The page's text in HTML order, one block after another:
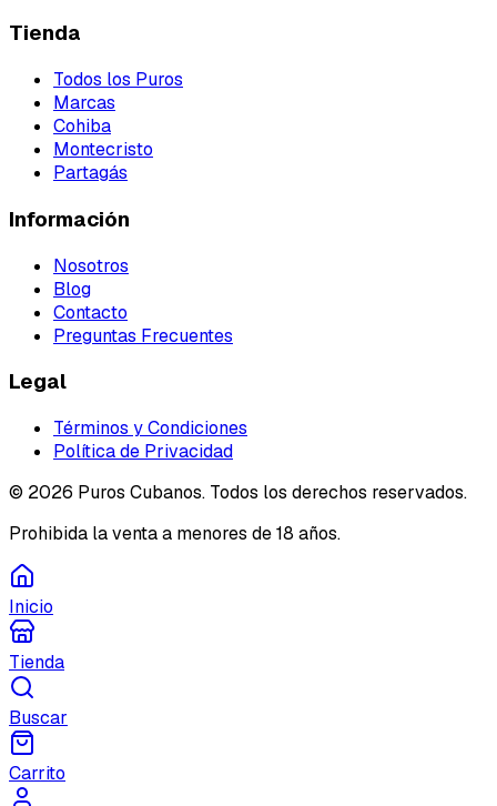
Tienda
Todos los Puros
Marcas
Cohiba
Montecristo
Partagás
Información
Nosotros
Blog
Contacto
Preguntas Frecuentes
Legal
Términos y Condiciones
Política de Privacidad
© 2026 Puros Cubanos. Todos los derechos reservados.
Prohibida la venta a menores de 18 años.
Inicio
Tienda
Buscar
Carrito